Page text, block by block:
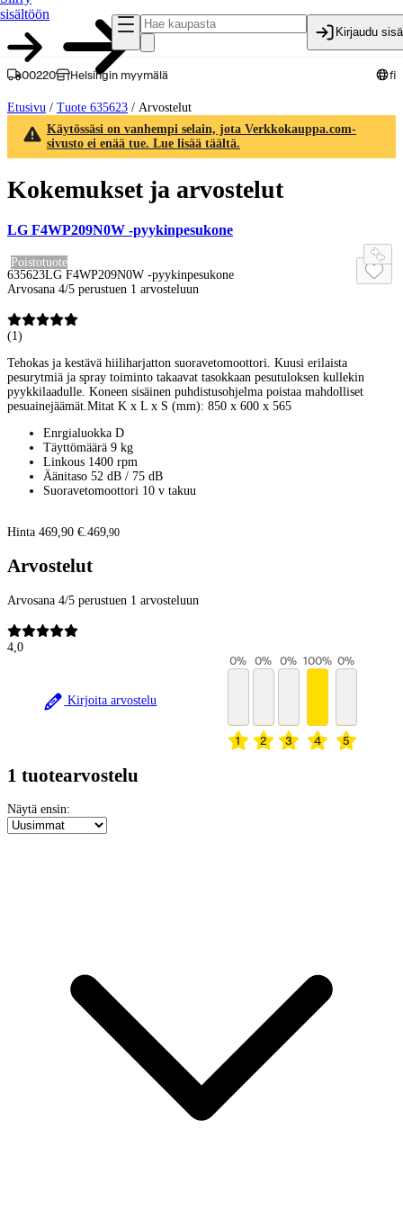
sisältöön
Kirjaudu
00220 Helsingin myymälä fi
Etusivu / Tuote 635623 / Arvostelut
Käytössäsi on vanhempi selain, jota Verkkokauppa.com-
sivusto ei enää tue. Lue lisää täältä.
Kokemukset ja arvostelut
LG F4WP209N0W -pyykinpesukone
Poistotuote
635623LG F4WP209N0W -pyykinpesukone
Arvosana 4/5 perustuen 1 arvosteluun
(1 )
Tehokas ja kestävä hiiliharjatton suoravetomoottori. Kuusi erilaista
pesurytmiä ja spray toiminto takaavat tasokkaan pesutuloksen kullekin
pyykkilaadulle. Koneen sisäinen puhdistusohjelma poistaa mahdolliset
pesuainejäämät.Mitat K x L x S (mm): 850 x 600 x 565
Enrgialuokka D
Täyttömäärä 9 kg
Linkous 1400 rpm
Äänitaso 52 dB / 75 dB
Suoravetomoottori 10 v takuu
Hinta 469,90 €. 469,90
Arvostelut
Arvosana 4/5 perustuen 1 arvosteluun
4,0
Kirjoita arvostelu
1
0%
2
0%
3
0%
4
100%
5
0%
1 tuotearvostelu
Näytä ensin: